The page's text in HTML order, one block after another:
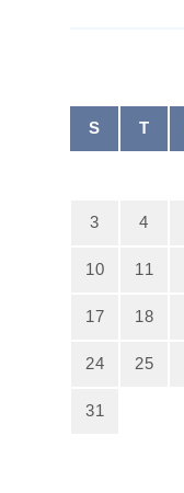
S T
3 4
10 11
17 18
24 25
31